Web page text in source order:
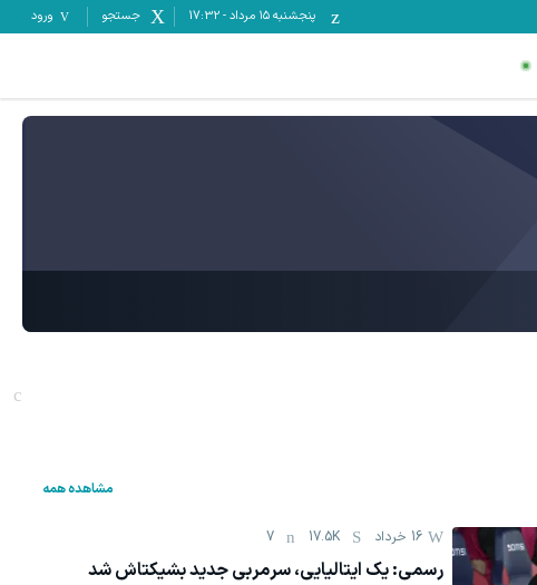
پنجشنبه ۱۵ مرداد -
17:32 جستجو ورود
مشاهده همه
16 خرداد 17.5K
7
رسمی: یک ایتالیایی، سرمربی جدید بشیکتاش شد